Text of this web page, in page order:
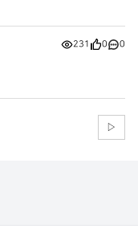
231 0 0
▷